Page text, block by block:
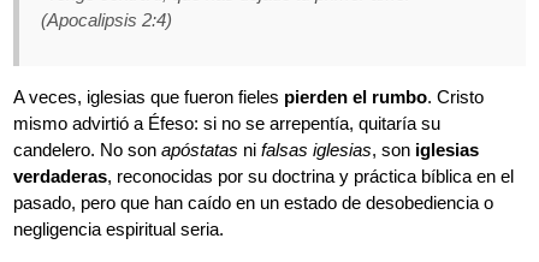
(Apocalipsis 2:4)
A veces, iglesias que fueron fieles pierden el rumbo. Cristo
mismo advirtió a Éfeso: si no se arrepentía, quitaría su
candelero. No sonapóstatas nifalsas iglesias, son iglesias
verdaderas, reconocidas por su doctrina y práctica bíblica en el
pasado, pero que han caído en un estado de desobediencia o
negligencia espiritual seria.